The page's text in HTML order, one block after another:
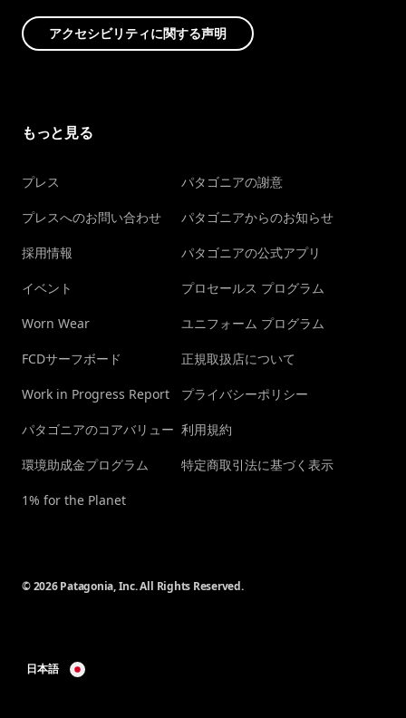
アクセシビリティに関する声明
もっと見る
プレス
プレスへのお問い合わせ
採用情報
イベント
Worn Wear
FCDサーフボード
Work in Progress Report
パタゴニアのコアバリュー
環境助成金プログラム
1% for the Planet
パタゴニアの謝意
パタゴニアからのお知らせ
パタゴニアの公式アプリ
プロセールス プログラム
ユニフォーム プログラム
正規取扱店について
プライバシーポリシー
利用規約
特定商取引法に基づく表示
© 2026 Patagonia, Inc. All Rights Reserved.
日本語